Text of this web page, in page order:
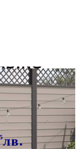
диван с
масив бор
лв.